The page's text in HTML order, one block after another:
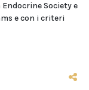
Society e
e con i criteri